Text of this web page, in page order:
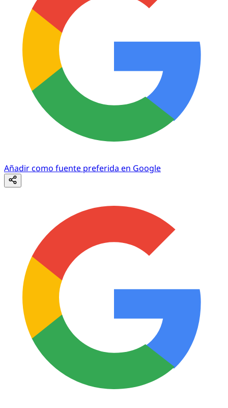
Añadir como fuente preferida en Google